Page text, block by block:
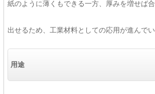
紙のように薄くもできる一方、厚みを増せば
出せるため、工業材料としての応用が進んでい
用途